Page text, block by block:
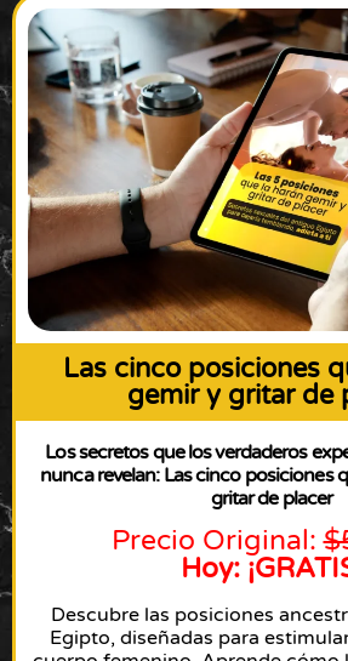
Las cinco posiciones
gemir y gritar de
Los secretos que los verdaderos
nunca revelan: Las cinco posiciones
gritar de placer
Precio Original:
Hoy:
Descubre las posiciones
Egipto, diseñadas para